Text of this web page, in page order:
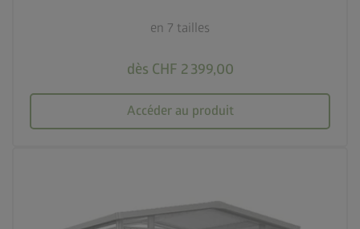
en 7 tailles
dès CHF 2 399,00
Accéder au produit